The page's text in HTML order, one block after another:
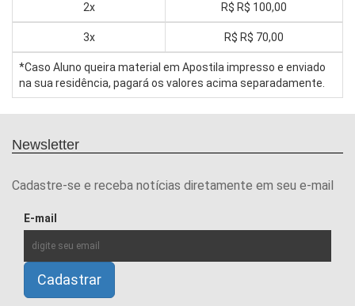
2x R$ R$ 100,00
3x R$ R$ 70,00
*Caso Aluno queira material em Apostila impresso e enviado
na sua residência, pagará os valores acima separadamente.
Newsletter
Cadastre-se e receba notícias diretamente em seu e-mail
E-mail